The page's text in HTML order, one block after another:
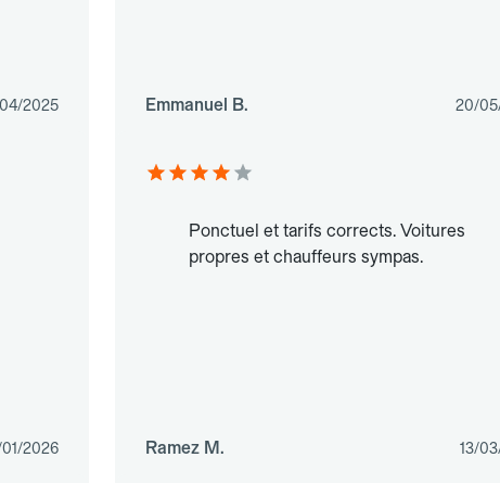
2025 Emmanuel B. 20/
2026
Ponctuel et tarifs corrects. Voitures
propres et chauffeurs sympas.
Ramez M. 13/